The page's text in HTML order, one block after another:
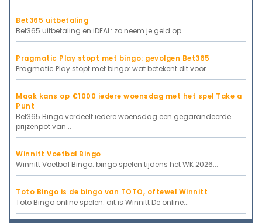
Bet365 uitbetaling
Bet365 uitbetaling en iDEAL: zo neem je geld op...
Pragmatic Play stopt met bingo: gevolgen Bet365
Pragmatic Play stopt met bingo: wat betekent dit voor...
Maak kans op €1000 iedere woensdag met het spel Take a
Punt
Bet365 Bingo verdeelt iedere woensdag een gegarandeerde
prijzenpot van...
Winnitt Voetbal Bingo
Winnitt Voetbal Bingo: bingo spelen tijdens het WK 2026...
Toto Bingo is de bingo van TOTO, oftewel Winnitt
Toto Bingo online spelen: dit is Winnitt De online...